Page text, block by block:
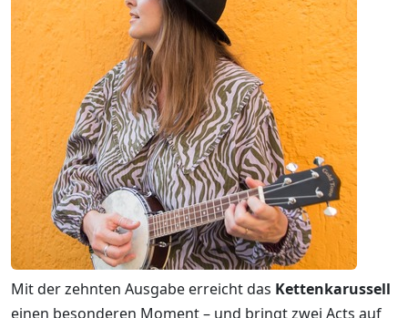
Mit der zehnten Ausgabe erreicht das Kettenkarussell
einen besonderen Moment – und bringt zwei Acts auf